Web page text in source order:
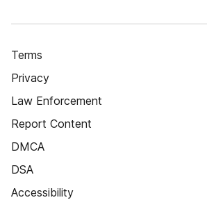
Terms
Privacy
Law Enforcement
Report Content
DMCA
DSA
Accessibility